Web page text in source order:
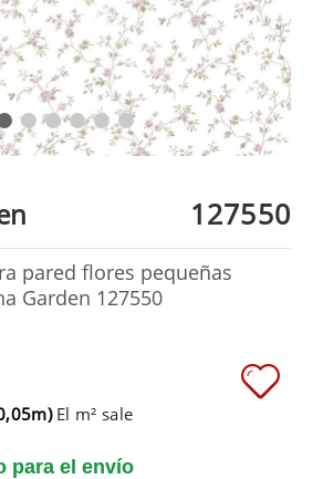
127550
pared flores pequeñas
Garden 127550
El m² sale
para el envío